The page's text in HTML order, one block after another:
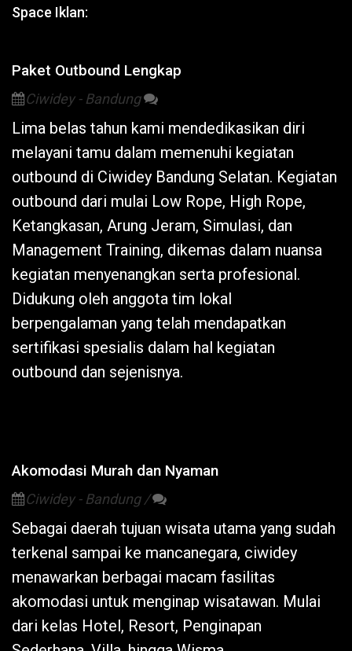
Space Iklan:
Paket Outbound Lengkap
Ciwidey - Bandung
Lima belas tahun kami mendedikasikan diri
melayani tamu dalam memenuhi kegiatan
outbound di Ciwidey Bandung Selatan. Kegiatan
outbound dari mulai Low Rope, High Rope,
Ketangkasan, Arung Jeram, Simulasi, dan
Management Training, dikemas dalam nuansa
kegiatan menyenangkan serta profesional.
Didukung oleh anggota tim lokal
berpengalaman yang telah mendapatkan
sertifikasi spesialis dalam hal kegiatan
outbound dan sejenisnya.
Akomodasi Murah dan Nyaman
Ciwidey - Bandung /
Sebagai daerah tujuan wisata utama yang sudah
terkenal sampai ke mancanegara, ciwidey
menawarkan berbagai macam fasilitas
akomodasi untuk menginap wisatawan. Mulai
dari kelas Hotel, Resort, Penginapan